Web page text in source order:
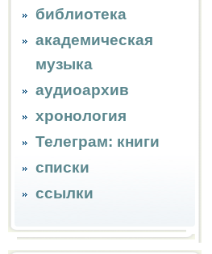
библиотека
академическая
музыка
аудиоархив
хронология
Телеграм: книги
списки
ссылки